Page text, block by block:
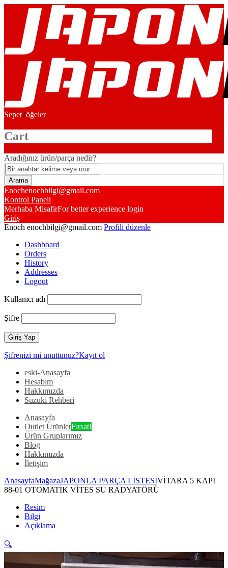
Sepet2öğeler
Cart
Aradığınız ürün/parça nedir?
Enochenochbilgi@gmail.com
Kontrol Paneli
Merhaba MisafirFor better experience login
Giriş
Enoch enochbilgi@gmail.com Profili düzenle
Dashboard
Orders
History
Addresses
Logout
Kullanıcı adı
Şifre
Şifrenizi mi unuttunuz?Kayıt ol
eski-Anasayfa
Hesabım
Hakkımızda
Suzuki Rehberi
Anasayfa
Outlet ÜrünlerFırsat!
Ürün Gruplarımız
Blog
Hakkımızda
İletişim
AnasayfaMağazaJAPONLA PARÇA LİSTESİVİTARA 5 KAPI
88-01 OTOMATİK VİTES SU RADYATÖRÜ
Resim
Bilgi
Açıklama
🔍